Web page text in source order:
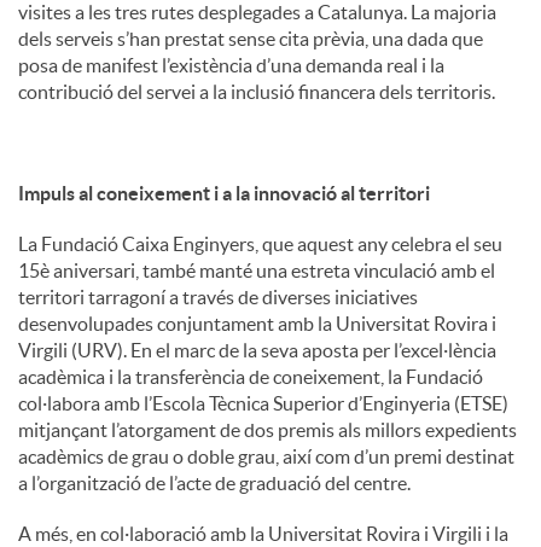
visites a les tres rutes desplegades a Catalunya. La majoria
dels serveis s’han prestat sense cita prèvia, una dada que
posa de manifest l’existència d’una demanda real i la
contribució del servei a la inclusió financera dels territoris.
Impuls al coneixement i a la innovació al territori
La Fundació Caixa Enginyers, que aquest any celebra el seu
15è aniversari, també manté una estreta vinculació amb el
territori tarragoní a través de diverses iniciatives
desenvolupades conjuntament amb la Universitat Rovira i
Virgili (URV). En el marc de la seva aposta per l’excel·lència
acadèmica i la transferència de coneixement, la Fundació
col·labora amb l’Escola Tècnica Superior d’Enginyeria (ETSE)
mitjançant l’atorgament de dos premis als millors expedients
acadèmics de grau o doble grau, així com d’un premi destinat
a l’organització de l’acte de graduació del centre.
A més, en col·laboració amb la Universitat Rovira i Virgili i la